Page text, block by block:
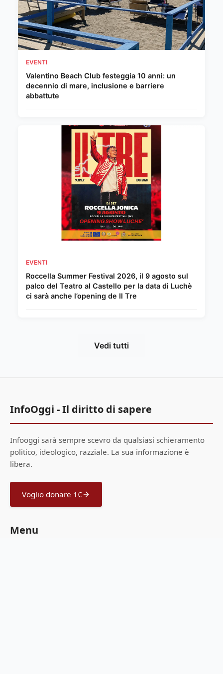
EVENTI
Valentino Beach Club festeggia 10 anni: un
decennio di mare, inclusione e barriere
abbattute
EVENTI
Roccella Summer Festival 2026, il 9 agosto sul
palco del Teatro al Castello per la data di Luchè
ci sarà anche l’opening de Il Tre
Vedi tutti
InfoOggi - Il diritto di sapere
Infooggi sarà sempre scevro da qualsiasi schieramento
politico, ideologico, razziale. La sua informazione è
libera.
Voglio donare 1€
Menu